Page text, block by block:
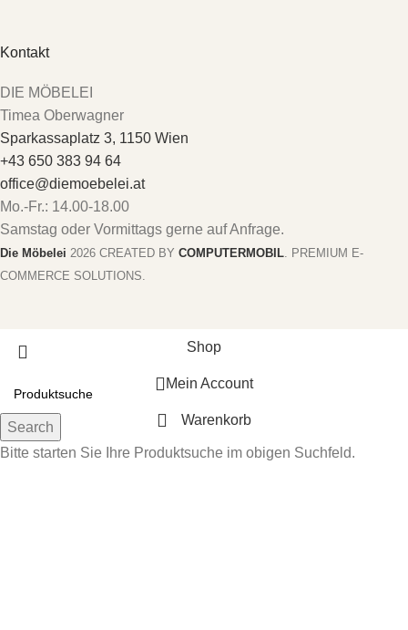
Kontakt
DIE MÖBELEI
Timea Oberwagner
Sparkassaplatz 3, 1150 Wien
+43 650 383 94 64
office@diemoebelei.at
Mo.-Fr.: 14.00-18.00
Samstag oder Vormittags gerne auf Anfrage.
Die Möbelei 2026 CREATED BY COMPUTERMOBIL . PREMIUM E-
COMMERCE SOLUTIONS.
Search
Bitte starten Sie Ihre Produktsuche im obigen Suchfeld.
Shop
Mein Account
Warenkorb